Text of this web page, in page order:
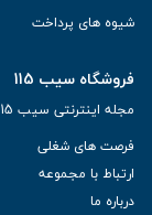
شیوه های پرداخت
فروشگاه سیب 115
مجله اینترنتی سیب 115
فرصت های شغلی
ارتباط با مجموعه
درباره ما